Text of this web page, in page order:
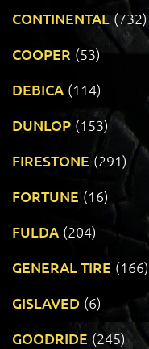
CONTINENTAL (732)
COOPER (53)
DEBICA (114)
DUNLOP (153)
FIRESTONE (291)
FORTUNE (16)
FULDA (204)
GENERAL TIRE (166)
GISLAVED (6)
GOODRIDE (245)